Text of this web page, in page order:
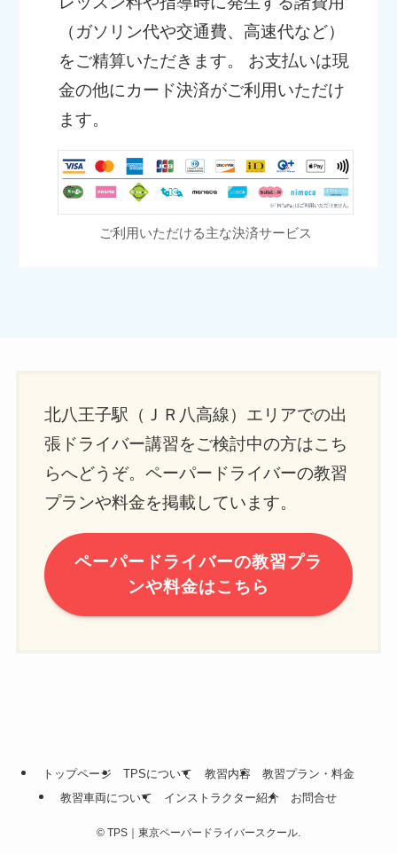
（ガソリン代や交通費、高速代など）
をご精算いただきます。 お支払いは現
金の他にカード決済がご利用いただけ
ます。
ご利用いただける主な決済サービス
北八王子駅（ＪＲ八高線）エリアでの出
張ドライバー講習をご検討中の方はこち
らへどうぞ。ペーパードライバーの教習
プランや料金を掲載しています。
ペーパードライバーの教習プラ
ンや料金はこちら
トップページ TPSについて 教習内容
教習プラン・料金
教習車両について
インストラクター紹介 お問合せ
© TPS｜東京ペーパードライバースクール.